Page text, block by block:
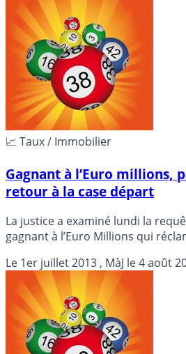
📈 Taux / Immobilier
Gagnant à l’Euro millions,
retour à la case départ
La justice a examiné lundi la
gagnant à l’Euro Millions qui
l’a mal conseillé dans une
Le 1er juillet 2013 , MàJ le4 août